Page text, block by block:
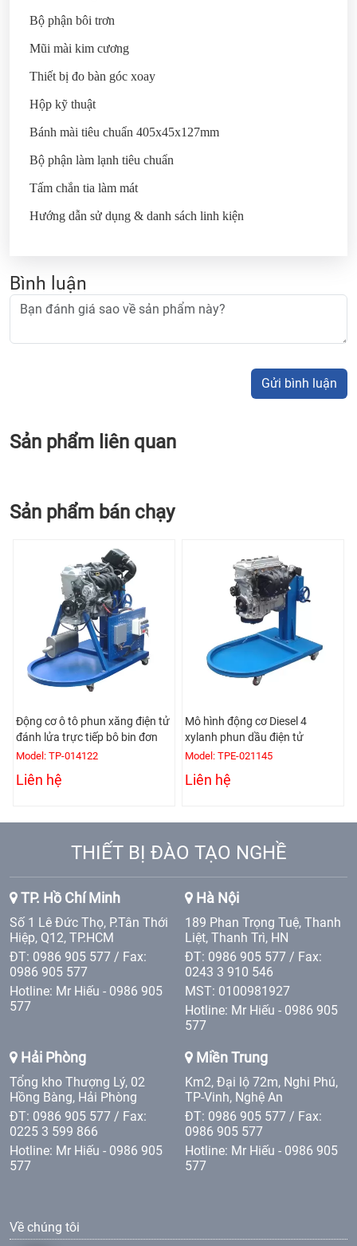
Bộ phận bôi trơn
Mũi mài kim cương
Thiết bị đo bàn góc xoay
Hộp kỹ thuật
Bánh mài tiêu chuẩn 405x45x127mm
Bộ phận làm lạnh tiêu chuẩn
Tấm chắn tia làm mát
Hướng dẫn sử dụng & danh sách linh kiện
Bình luận
Gửi bình luận
Sản phẩm liên quan
Sản phẩm bán chạy
Động cơ ô tô phun xăng điện tử
đánh lửa trực tiếp bô bin đơn
Model: TP-014122
Liên hệ
Mô hình động cơ Diesel 4
xylanh phun dầu điện tử
Model: TPE-021145
Liên hệ
THIẾT BỊ ĐÀO TẠO NGHỀ
TP. Hồ Chí Minh
Số 1 Lê Đức Thọ, P.Tân Thới
Hiệp, Q12, TP.HCM
ĐT: 0986 905 577 / Fax:
0986 905 577
Hotline: Mr Hiếu - 0986 905
577
Hà Nội
189 Phan Trọng Tuệ, Thanh
Liệt, Thanh Trì, HN
ĐT: 0986 905 577 / Fax:
0243 3 910 546
MST: 0100981927
Hotline: Mr Hiếu - 0986 905
577
Hải Phòng
Tổng kho Thượng Lý, 02
Hồng Bàng, Hải Phòng
ĐT: 0986 905 577 / Fax:
0225 3 599 866
Hotline: Mr Hiếu - 0986 905
577
Miền Trung
Km2, Đại lộ 72m, Nghi Phú,
TP-Vinh, Nghệ An
ĐT: 0986 905 577 / Fax:
0986 905 577
Hotline: Mr Hiếu - 0986 905
577
Về chúng tôi